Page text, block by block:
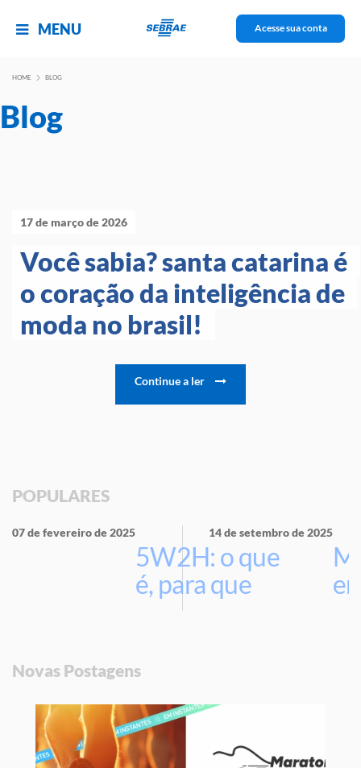
MENU Acesse sua conta
HOME BLOG
Blog
17 de março de 2026
Você sabia? santa catarina é
o coração da inteligência de
moda no brasil!
Continue a ler
POPULARES
07 de fevereiro de 2025
5W2H: o que
é, para que
serve e por
sua empresa
14 de setembro de 2025
Novas Postagens